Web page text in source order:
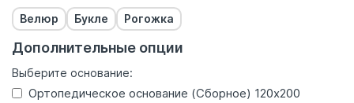
Велюр Букле Рогожка
Дополнительные опции
Выберите основание:
Ортопедическое основание (Сборное) 120x200